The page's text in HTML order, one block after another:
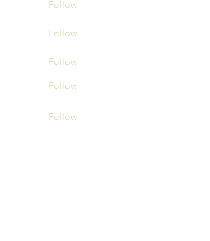
Follow
Follow
Follow
Follow
Follow